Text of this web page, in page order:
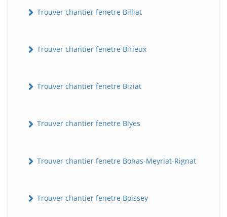
Trouver chantier fenetre Billiat
Trouver chantier fenetre Birieux
Trouver chantier fenetre Biziat
Trouver chantier fenetre Blyes
Trouver chantier fenetre Bohas-Meyriat-Rignat
Trouver chantier fenetre Boissey